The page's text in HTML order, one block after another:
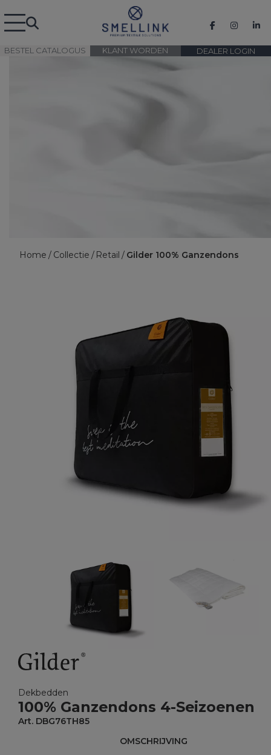
BESTEL CATALOGUS DEALER LOGIN
KLANT WORDEN
Home Collectie Retail Gilder 100% Ganzendons
Dekbedden
100% Ganzendons 4-Seizoenen
Art. DBG76TH85
OMSCHRIJVING